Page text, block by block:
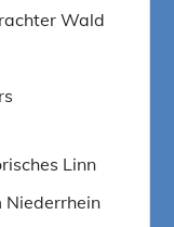
Wald
Linn
Niederrhein